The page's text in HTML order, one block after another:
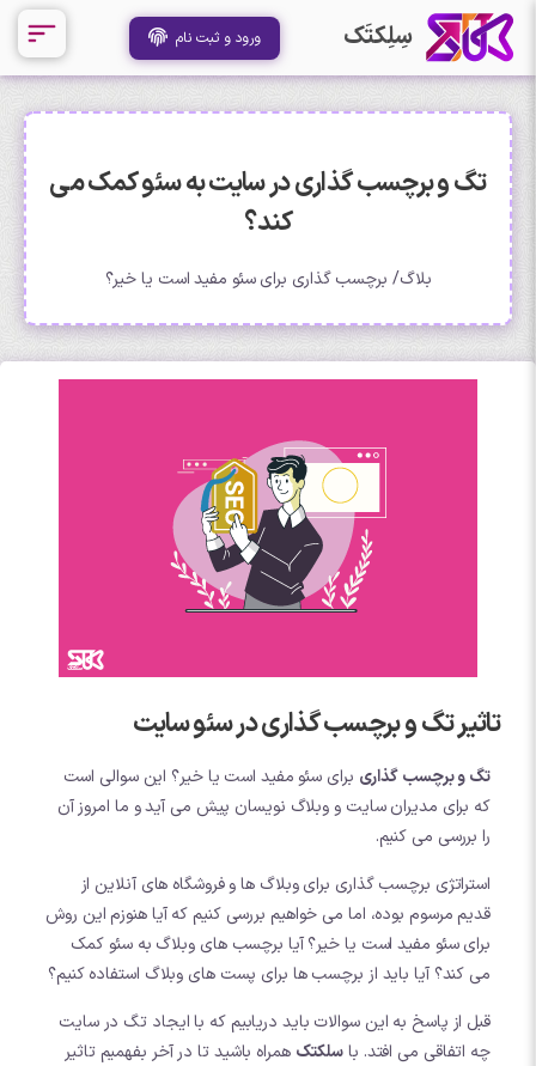
سِلِکتَک ورود و ثبت نام
تگ و برچسب گذاری در سایت به سئو کمک می
کند؟
بلاگ برچسب گذاری برای سئو مفید است یا خیر؟
تاثیر تگ و برچسب گذاری در سئو سایت
تگ و برچسب گذاری برای سئو مفید است یا خیر؟ این سوالی است
که برای مدیران سایت و وبلاگ نویسان پیش می آید و ما امروز آن
را بررسی می کنیم.
استراتژی برچسب گذاری برای وبلاگ ها و فروشگاه های آنلاین از
قدیم مرسوم بوده، اما می خواهیم بررسی کنیم که آیا هنوزم این روش
برای سئو مفید است یا خیر؟ آیا برچسب های وبلاگ به سئو کمک
می کند؟ آیا باید از برچسب ها برای پست های وبلاگ استفاده کنیم؟
قبل از پاسخ به این سوالات باید دریابیم که با ایجاد تگ در سایت
چه اتفاقی می افتد. باسلکتک همراه باشید تا در آخر بفهمیم تاثیر